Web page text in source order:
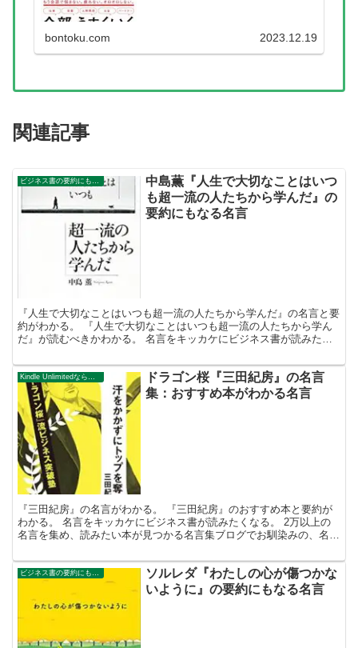
bontoku.com 2023.12.19
関連記事
ビジネス書の要約にもなる名言集
中島薫『人生で大切なことはいつ
も超一流の人たちから学んだ』の
要約にもなる名言
『人生で大切なことはいつも超一流の人たちから学んだ』の名言と要
約がわかる。 『人生で大切なことはいつも超一流の人たちから学ん
だ』が読むべきかわかる。 名言をキッカケにビジネス書が読みたく
Kindle Unlimitedならこの本が無料で読める。
ドラゴン桜『三田紀房』の名言
集：おすすめ本がわかる名言
『三田紀房』の名言がわかる。 『三田紀房』のおすすめ本と要約が
わかる。 名言をキッカケにビジネス書が読みたくなる。 2万以上の
名言を集め、読みたい本が見つかる名言集ブログでお馴染みの、名言
ビジネス書の要約にもなる名言集
ソルレダ『わたしの心が傷つかな
いように』の要約にもなる名言